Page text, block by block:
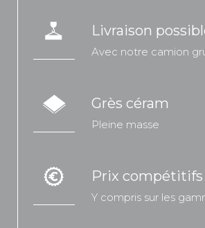
Livraison
Avec notre camion
Grès céram
Pleine masse
Prix compétitifs
Y compris sur les